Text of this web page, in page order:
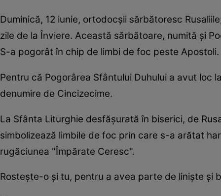
Duminică, 12 iunie, ortodocşii sărbătoresc
zile de la Înviere. Această sărbătoare, numită şi
S-a pogorât în chip de limbi de foc peste Apostoli.
Pentru că Pogorârea Sfântului Duhului a avut loc
denumire de Cincizecime.
La Sfânta Liturghie desfăşurată în biserici, de
simbolizează limbile de foc prin care s-a arătat
rugăciunea "Împărate Ceresc".
Rosteşte-o şi tu, pentru a avea parte de linişte şi